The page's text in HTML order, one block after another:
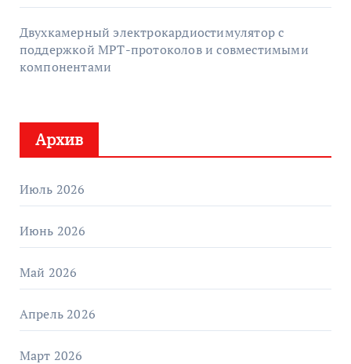
Двухкамерный электрокардиостимулятор с
поддержкой МРТ-протоколов и совместимыми
компонентами
Архив
Июль 2026
Июнь 2026
Май 2026
Апрель 2026
Март 2026